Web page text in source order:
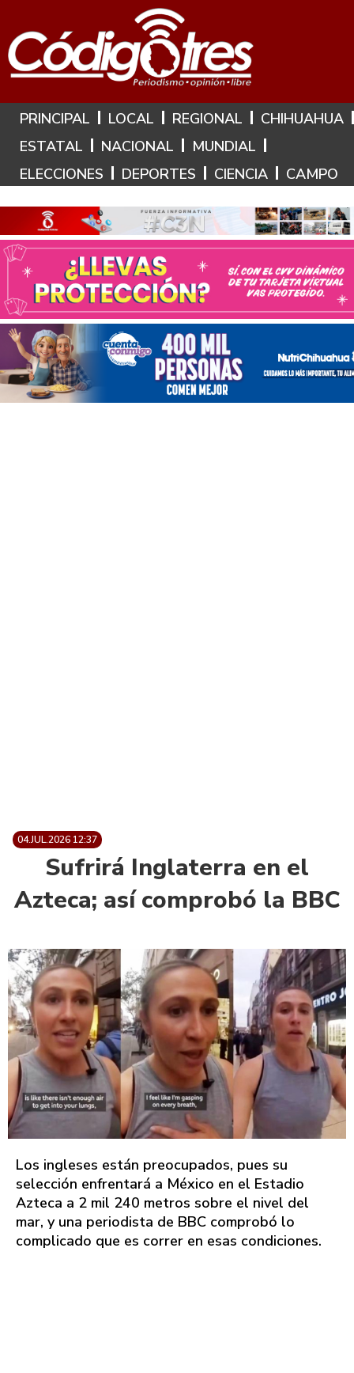
Hoy es: 7 de Agosto de 2026
PRINCIPAL LOCAL REGIONAL
CHIHUAHUA
ESTATAL
NACIONAL
MUNDIAL
ELECCIONES
DEPORTES CIENCIA CAMPO
04.JUL.2026 12:37
Sufrirá Inglaterra en el
Azteca; así comprobó la BBC
Los ingleses están preocupados, pues su
selección enfrentará a México en el Estadio
Azteca a 2 mil 240 metros sobre el nivel del
mar, y una periodista de BBC comprobó lo
complicado que es correr en esas condiciones.